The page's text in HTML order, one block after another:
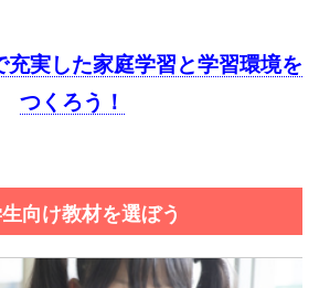
充実した家庭学習と学習環境を
つくろう！
向け教材を選ぼう